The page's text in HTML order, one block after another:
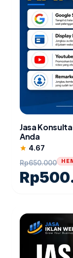
Jasa
Anda
star 4.67
Rp650.000
Rp